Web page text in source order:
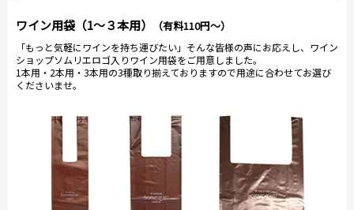
ワイン用袋（1～３本用） （有料110円～）
「もっと気軽にワインを持ち運びたい」そんな皆様の声にお応えし、ワイン
ショップソムリエロゴ入りワイン用袋をご用意しました。
1本用・2本用・3本用の3種取り揃えておりますので用途に合わせてお選び
くださいませ。